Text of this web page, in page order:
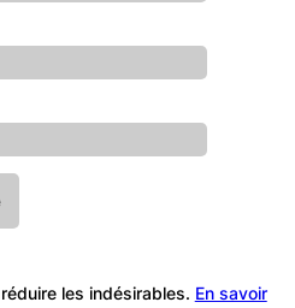
les indésirables. En savoir